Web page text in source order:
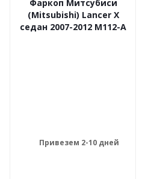
Фаркоп Митсубиси
(Mitsubishi) Lancer X
седан 2007-2012 M112-A
Привезем 2-10 дней